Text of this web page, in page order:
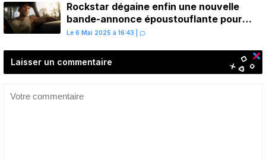
Rockstar dégaine enfin une nouvelle
bande-annonce époustouflante pour
GTA 6
Le 6 Mai 2025 à 16:43
Laisser un commentaire